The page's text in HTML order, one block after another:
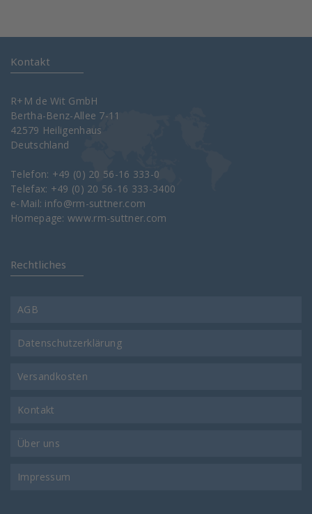
Kontakt
R+M de Wit GmbH
Bertha-Benz-Allee 7-11
42579 Heiligenhaus
Deutschland
Telefon: +49 (0) 20 56-16 333-0
Telefax: +49 (0) 20 56-16 333-3400
e-Mail: info@rm-suttner.com
Homepage:www.rm-suttner.com
Rechtliches
AGB
Datenschutzerklärung
Versandkosten
Kontakt
Über uns
Impressum